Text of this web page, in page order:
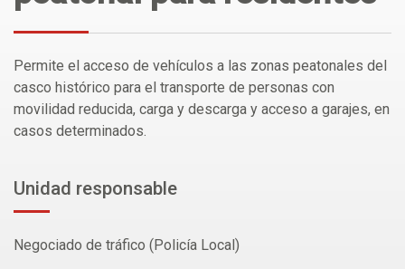
Permite el acceso de vehículos a las zonas peatonales del
casco histórico para el transporte de personas con
movilidad reducida, carga y descarga y acceso a garajes, en
casos determinados.
Unidad responsable
Negociado de tráfico (Policía Local)